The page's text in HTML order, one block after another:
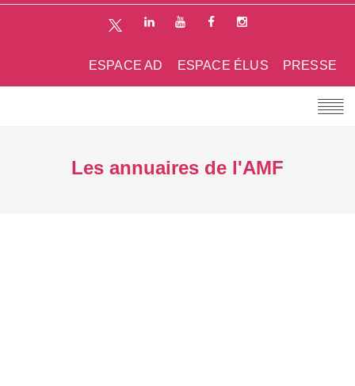
PRESSE
ESPACE ÉLUS
ESPACE AD
Les annuaires de l'AMF